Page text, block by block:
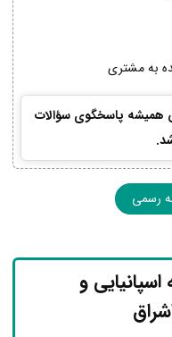
به مشتری
همیشه پاسخگوی سؤالات
رسمی
و